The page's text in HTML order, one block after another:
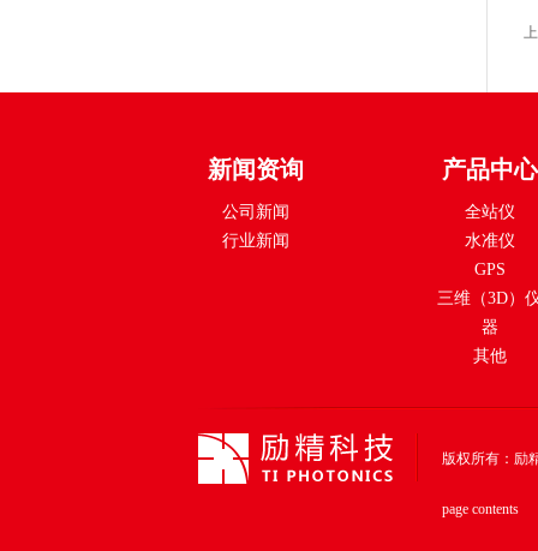
新闻资询
公司新闻
行业新闻
产品中心
全站仪
水准仪
GPS
三维（3D）
器
其他
版权所有：励
page contents